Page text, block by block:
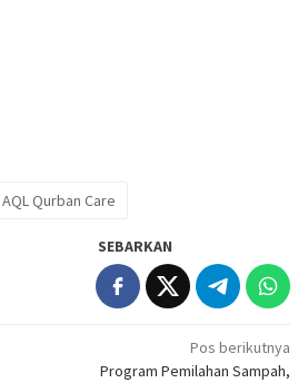
Qurban Care
SEBARKAN
Pos berikutnya
Program Pemilahan Sampah,